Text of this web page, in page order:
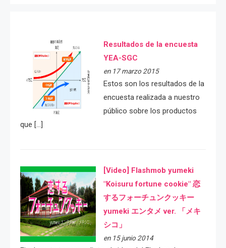
Resultados de la encuesta
YEA-SGC
en 17 marzo 2015
Estos son los resultados de la
encuesta realizada a nuestro
público sobre los productos
que […]
[Video] Flashmob yumeki
"Koisuru fortune cookie" 恋
するフォーチュンクッキー
yumeki エンタメ ver. 「メキ
シコ」
en 15 junio 2014